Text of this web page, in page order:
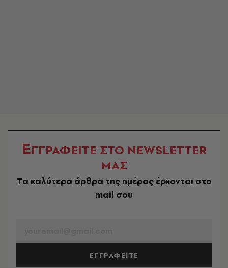
ΕΓΓΡΑΦΕΙΤΕ ΣΤΟ NEWSLETTER
ΜΑΣ
Tα καλύτερα άρθρα της ημέρας έρχονται στο
mail σου
ΕΓΓΡΑΦΕΙΤΕ